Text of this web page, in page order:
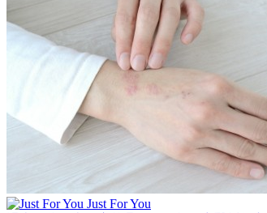
Just For You